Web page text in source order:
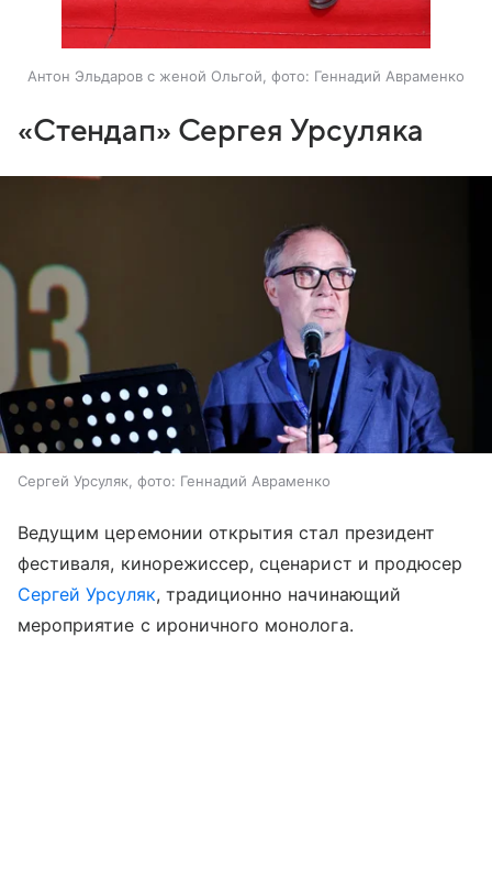
Антон Эльдаров с женой Ольгой, фото: Геннадий Авраменко
«Стендап» Сергея Урсуляка
Сергей Урсуляк, фото: Геннадий Авраменко
Ведущим церемонии открытия стал президент
фестиваля, кинорежиссер, сценарист и продюсер
Сергей Урсуляк, традиционно начинающий
мероприятие с ироничного монолога.